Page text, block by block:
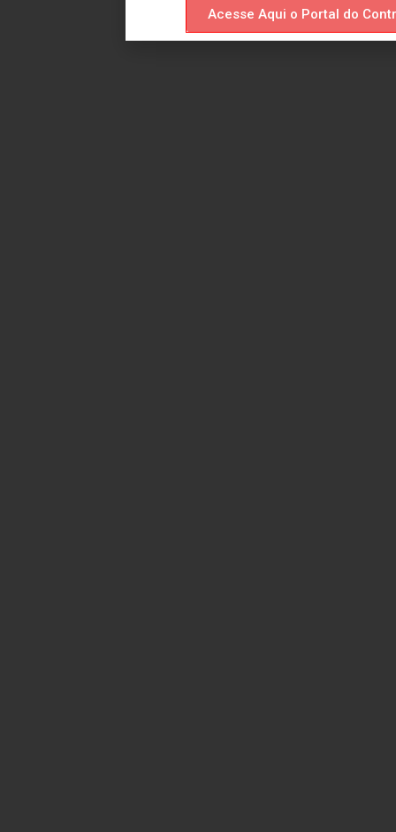
Acesse Aqui o Portal do